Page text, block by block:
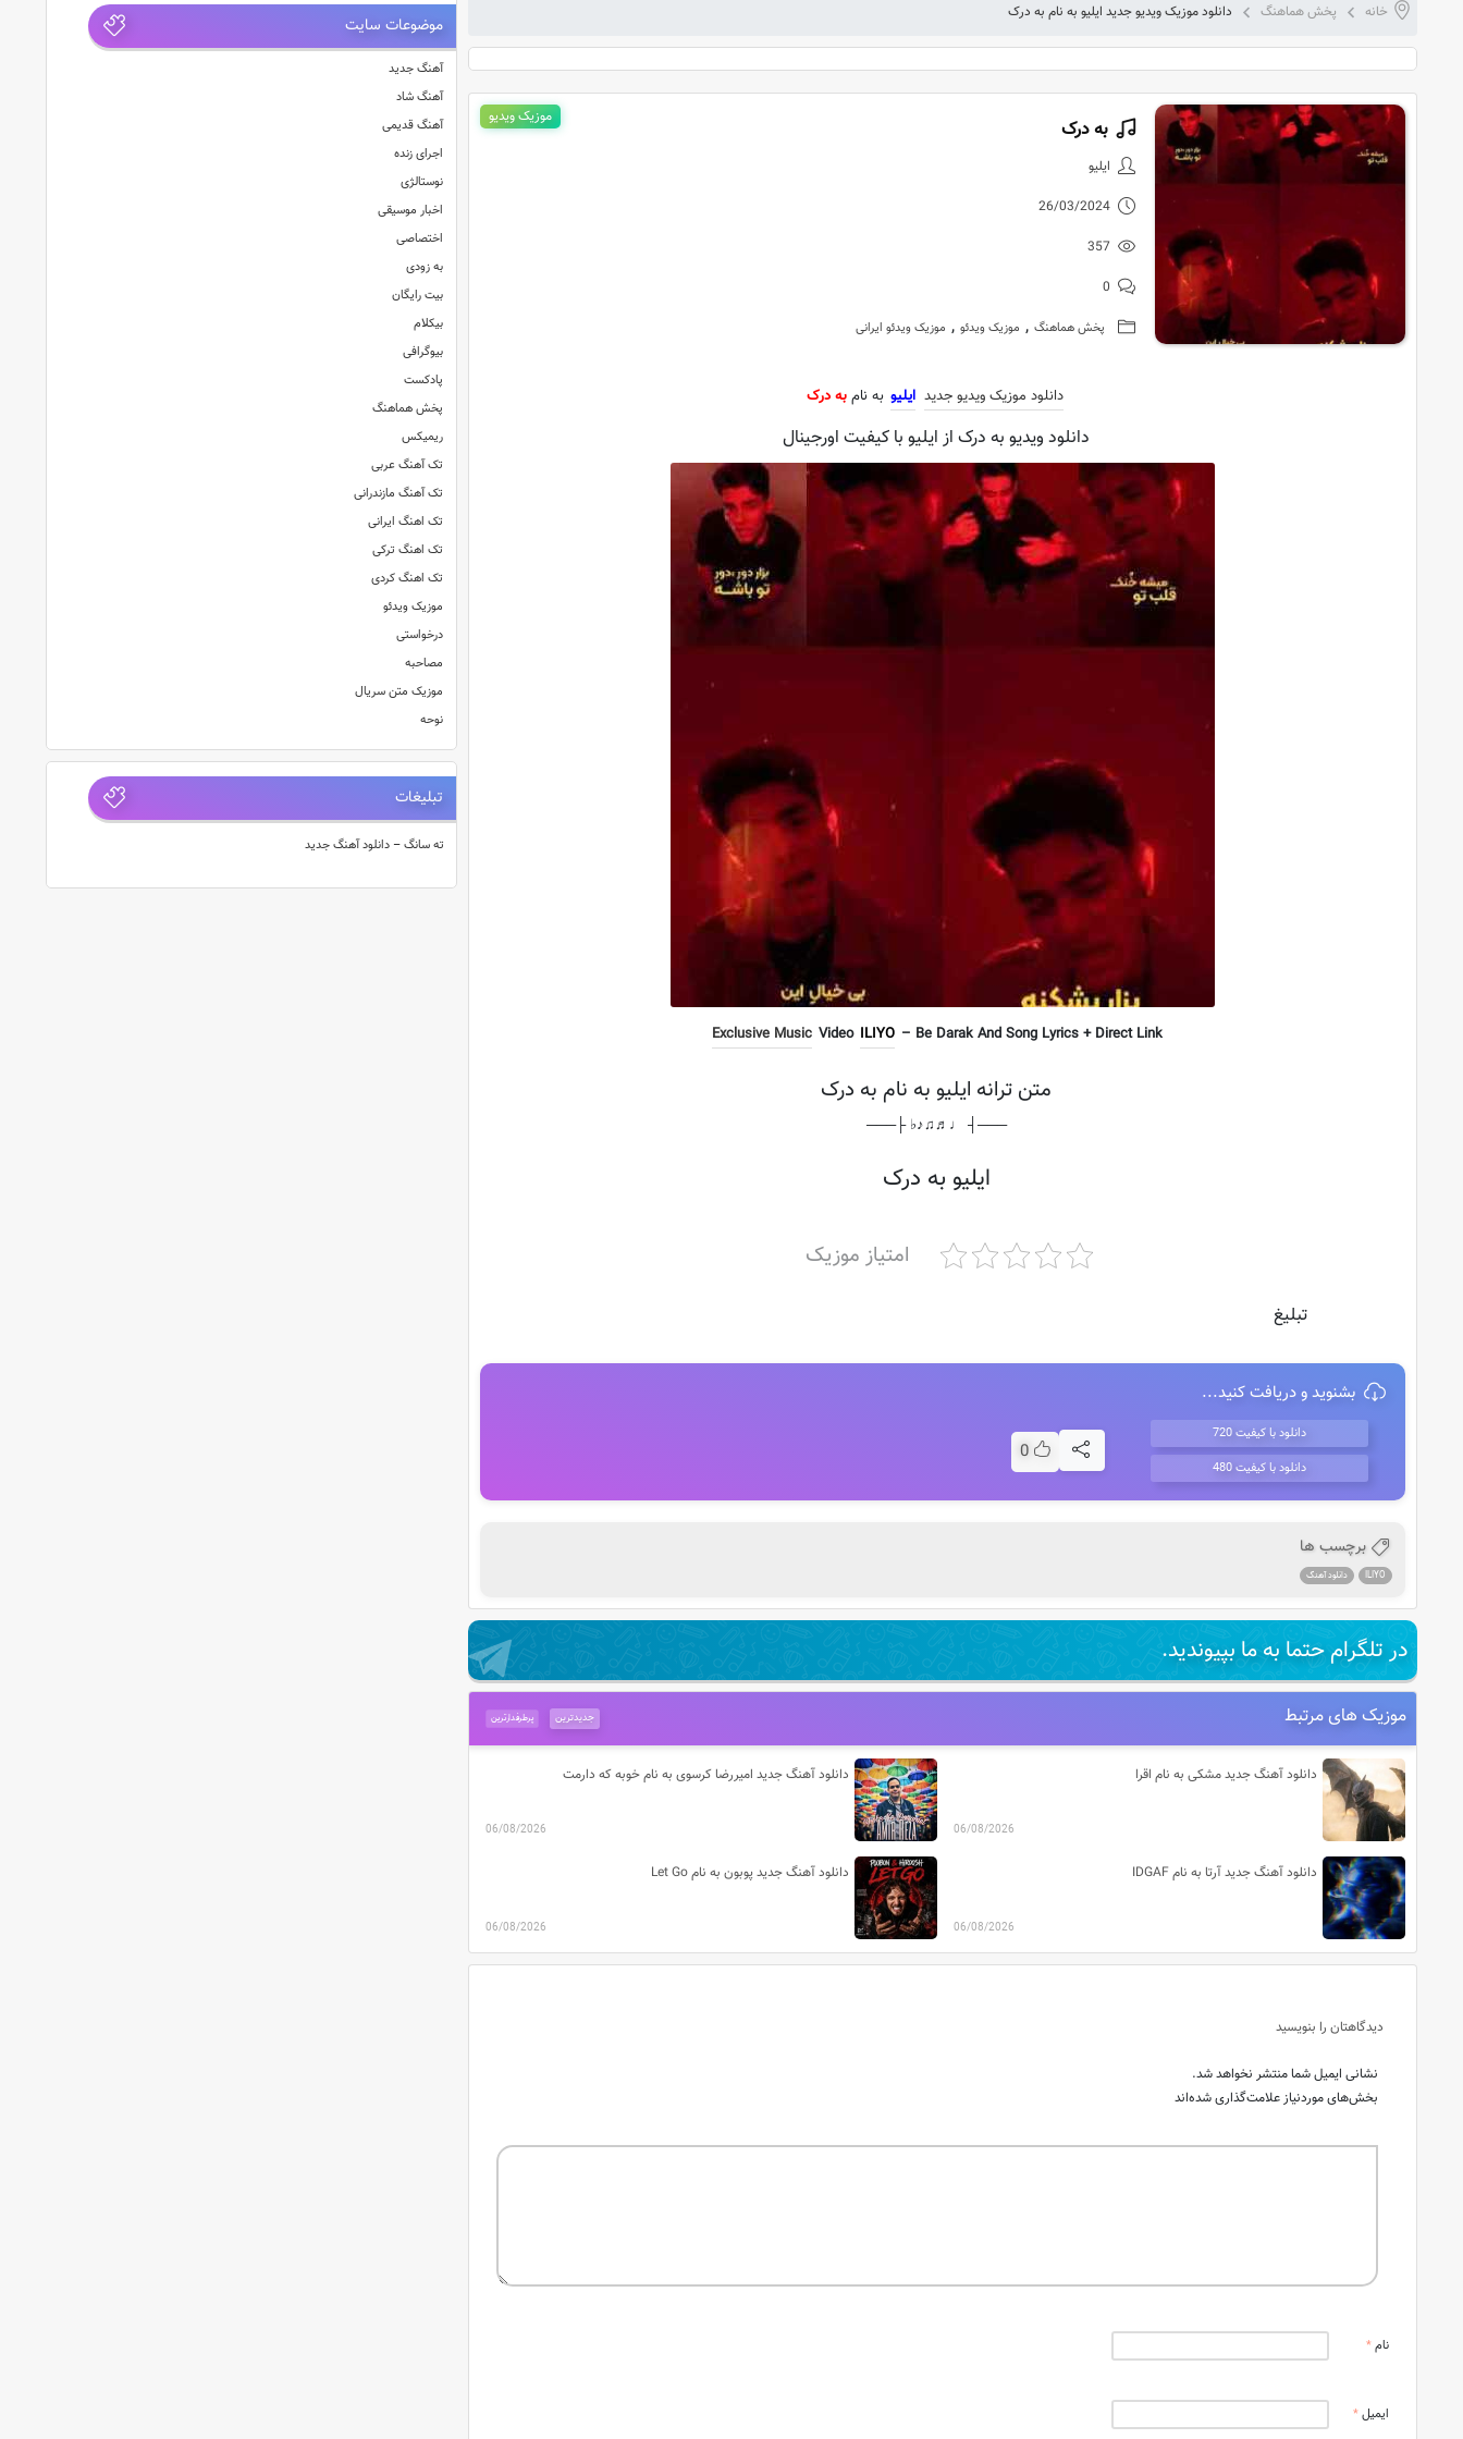
خانه پخش هماهنگ دانلود موزیک ویدیو جدید ایلیو به نام به درک
دانلود موزیک ویدیو جدید ایلیو به نام به درک
به درک
ایلیو
26/03/2024
357
0
پخش هماهنگ , موزیک ویدئو , موزیک ویدئو ایرانی
موزیک ویدیو
دانلود موزیک ویدیو جدید ایلیو به نام به درک
دانلود ویدیو به درک از ایلیو با کیفیت اورجینال
Exclusive Music Video ILIYO – Be Darak And Song Lyrics + Direct Link
متن ترانه ایلیو به نام به درک
───┤ ♩♬♫♪♭ ├───
ایلیو به درک
امتیاز موزیک
تبلیغ
بشنوید و دریافت کنید...
دانلود با کیفیت 720
دانلود با کیفیت 480
0
برچسب ها
ILIYO دانلود آهنگ
در تلگرام حتما به ما بپیوندید.
موزیک های مرتبط پرطرفدارترین جدیدترین
دانلود آهنگ جدید مشکی به نام اقرا
06/08/2026
دانلود آهنگ جدید امیررضا کرسوی به نام خوبه که دارمت
06/08/2026
دانلود آهنگ جدید آرتا به نام IDGAF
06/08/2026
دانلود آهنگ جدید پوبون به نام Let Go
06/08/2026
دیدگاهتان را بنویسید
نشانی ایمیل شما منتشر نخواهد شد.
بخش‌های موردنیاز علامت‌گذاری شده‌اند
نام*
ایمیل*
موضوعات سایت
آهنگ جدید
آهنگ شاد
آهنگ قدیمی
اجرای زنده
نوستالژی
اخبار موسیقی
اختصاصی
به زودی
بیت رایگان
بیکلام
بیوگرافی
پادکست
پخش هماهنگ
ریمیکس
تک آهنگ عربی
تک آهنگ مازندرانی
تک اهنگ ایرانی
تک اهنگ ترکی
تک اهنگ کردی
موزیک ویدئو
درخواستی
مصاحبه
موزیک متن سریال
نوحه
تبلیغات
ته سانگ – دانلود آهنگ جدید